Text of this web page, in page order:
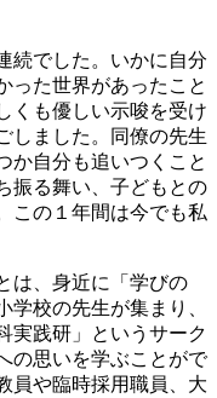
続でした。いかに自分
った世界があったこと
くも優しい示唆を受け
しました。同僚の先生
か自分も追いつくこと
振る舞い、子どもとの
この１年間は今でも私
は、身近に「学びの
校の先生が集まり、
実践研」というサーク
の思いを学ぶことがで
員や臨時採用職員、大